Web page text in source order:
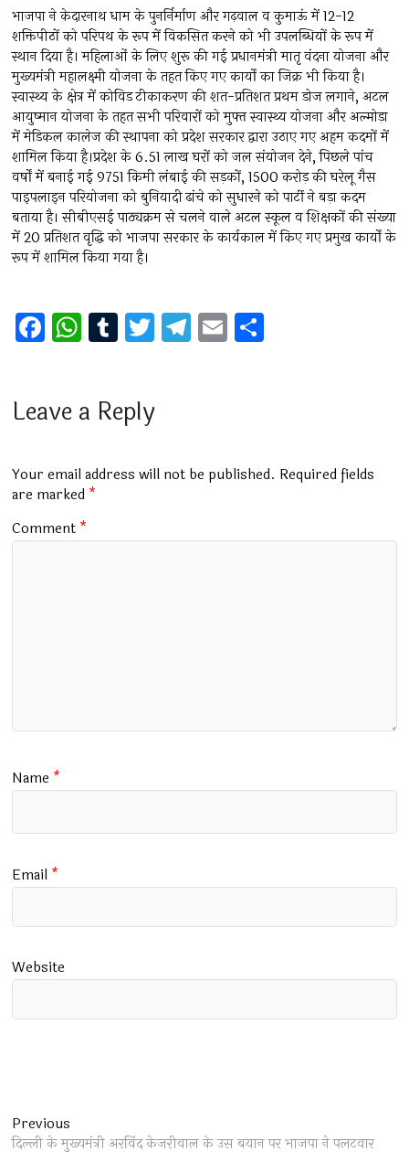
भाजपा ने केदारनाथ धाम के पुनर्निर्माण और गढ़वाल व कुमाऊं में 12-12
शक्तिपीठों को परिपथ के रूप में विकसित करने को भी उपलब्धियों के रूप में
स्थान दिया है। महिलाओं के लिए शुरू की गई प्रधानमंत्री मातृ वंदना योजना और
मुख्यमंत्री महालक्ष्मी योजना के तहत किए गए कार्यों का जिक्र भी किया है।
स्वास्थ्य के क्षेत्र में कोविड टीकाकरण की शत-प्रतिशत प्रथम डोज लगाने, अटल
आयुष्मान योजना के तहत सभी परिवारों को मुफ्त स्वास्थ्य योजना और अल्मोड़ा
में मेडिकल कालेज की स्थापना को प्रदेश सरकार द्वारा उठाए गए अहम कदमों में
शामिल किया है।प्रदेश के 6.51 लाख घरों को जल संयोजन देने, पिछले पांच
वर्षों में बनाई गई 9751 किमी लंबाई की सड़कों, 1500 करोड़ की घरेलू गैस
पाइपलाइन परियोजना को बुनियादी ढांचे को सुधारने को पार्टी ने बड़ा कदम
बताया है। सीबीएसई पाठ्यक्रम से चलने वाले अटल स्कूल व शिक्षकों की संख्या
में 20 प्रतिशत वृद्धि को भाजपा सरकार के कार्यकाल में किए गए प्रमुख कार्यों के
रूप में शामिल किया गया है।
F
a
b
o
k
W
h
s
p
p
T
u
bl
T
wi
er
T
el
m
E
m
Leave a Reply
Your email address will not be published. Required fields
are marked *
Comment *
Name *
Email *
Website
Post
Previous
post:
दिल्ली के मुख्यमंत्री अरविंद केजरीवाल के उस बयान पर भाजपा ने पलटवार